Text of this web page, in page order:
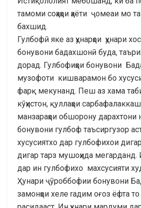
тамоми соҳаҳои ҳаёти ҷомеаи мо
бахшид.
Гулбофӣ яке аз ҳунарҳои ҳунари
бонувони бадахшонӣ буда,
дорад. Гулбофиҳои бонувони
музофоти кишварамон бо
фарқ мекунанд. Пеш аз хама
кӯҳистон, қуллаҳои
манзараҳои обшорону дарахтони
бонувони гулбоф таъсиргузор
хусусиятхо дар гулбофихои
дигар тарз мушоҳида мегарданд.
дар ин гулбофихо махсусияти
Ҳунари ҷӯроббофии бонувони
замонҳои хеле rадим оғоз ёфта